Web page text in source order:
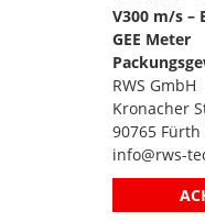
V300 m/s –
GEE Meter
RWS GmbH
Kronacher
90765
info@rws-